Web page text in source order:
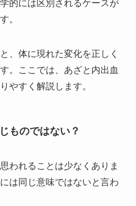
的には区別されるケースが
。
、体に現れた変化を正しく
。ここでは、あざと内出血
やすく解説します。
ものではない？
われることは少なくありま
は同じ意味ではないと言わ